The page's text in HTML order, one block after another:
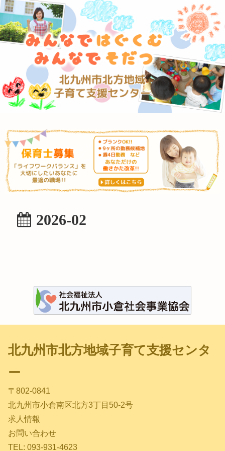
2026-02
北九州市北方地域子育て支援センタ
ー
〒802-0841
北九州市小倉南区北方3丁目50-2号
求人情報
お問い合わせ
TEL: 093-931-4623